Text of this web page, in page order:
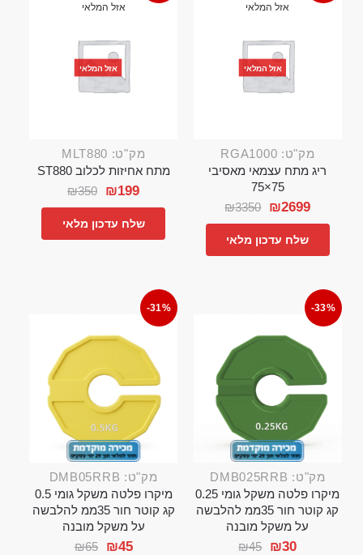
אזל המלאי
אזל המלאי
מק"ט: RGA1000
ריג מתח עצמאי מאסיבי
75×75
₪3350 ₪2699
שלח עדכון מלאי
אזל המלאי
אזל המלאי
מק"ט: MLT880
מתח אחיזות לכלוב ST880
₪350 ₪199
שלח עדכון מלאי
-33%
מק"ט: DMB025RRB
מיקרו פלטה משקל גומי 0.25
קג קוטר חור 35ממ להלבשה
על משקל מובנה
₪45 ₪30
-31%
מק"ט: DMB05RRB
מיקרו פלטה משקל גומי 0.5
קג קוטר חור 35ממ להלבשה
על משקל מובנה
₪65 ₪45